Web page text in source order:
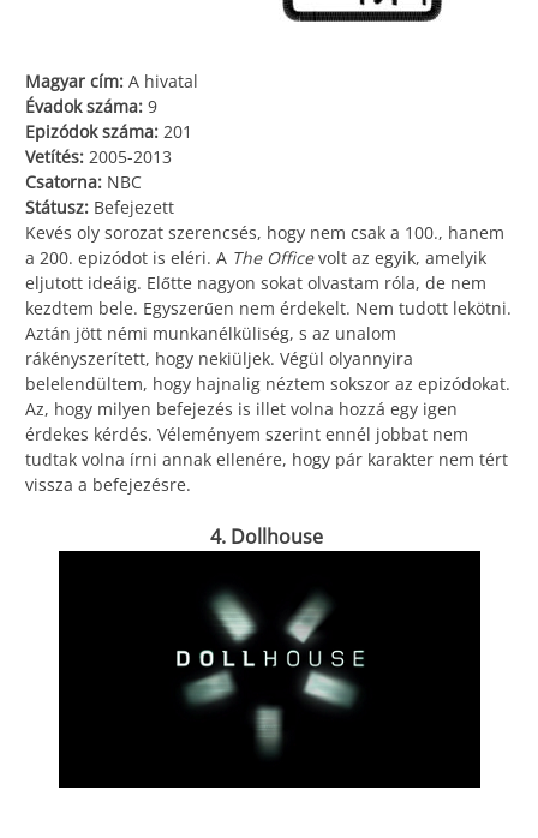
Magyar cím: A hivatal
Évadok száma: 9
Epizódok száma: 201
Vetítés: 2005-2013
Csatorna: NBC
Státusz: Befejezett
Kevés oly sorozat szerencsés, hogy nem csak a 100., hanem
a 200. epizódot is eléri. A The Officevolt az egyik, amelyik
eljutott ideáig. Előtte nagyon sokat olvastam róla, de nem
kezdtem bele. Egyszerűen nem érdekelt. Nem tudott lekötni.
Aztán jött némi munkanélküliség, s az unalom
rákényszerített, hogy nekiüljek. Végül olyannyira
belelendültem, hogy hajnalig néztem sokszor az epizódokat.
Az, hogy milyen befejezés is illet volna hozzá egy igen
érdekes kérdés. Véleményem szerint ennél jobbat nem
tudtak volna írni annak ellenére, hogy pár karakter nem tért
vissza a befejezésre.
4. Dollhouse